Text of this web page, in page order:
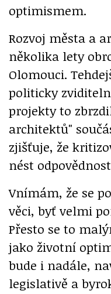
optimismem.
Rozvoj města a
několika lety
Olomouci.
politicky
projekty to
architektů"
zjišťuje, že
nést
Vnímám, že se
věci, byť velmi
Přesto se to
jako životní
bude i nadále,
legislativě a